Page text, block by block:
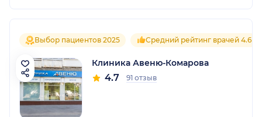
Выбор пациентов 2025 Средний рейтинг врачей 4.6
Клиника Авеню-Комарова
4.7 91 отзыв